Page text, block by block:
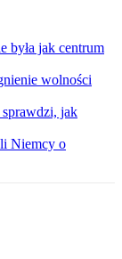
była jak centrum
wolności
sprawdzi, jak
Niemcy o